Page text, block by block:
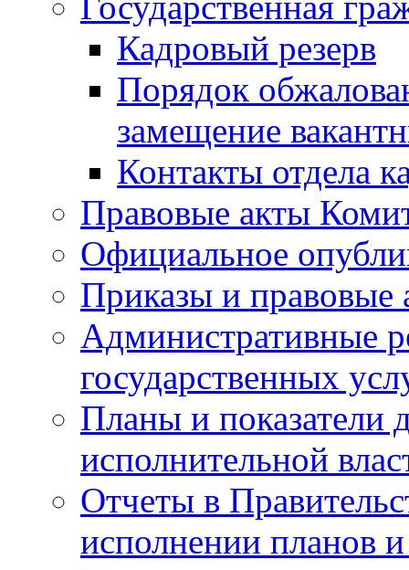
Кадровый резерв
Порядок
замещение
Контакты отдела
Правовые акты
Официальное
Приказы и правовые
Административные
государственных
Планы и показатели
исполнительной
Отчеты в
исполнении планов и